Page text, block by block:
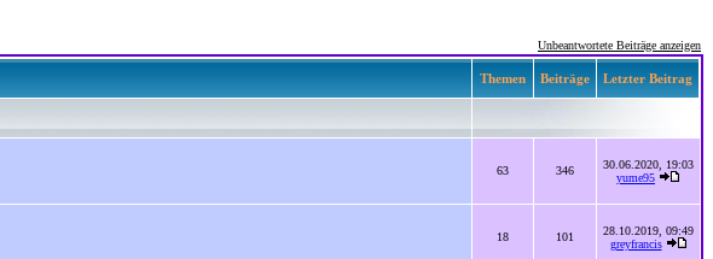
Unbeantwortete Beiträge anzeigen
Themen Beiträge Letzter Beitrag
63 346
30.06.2020, 19:03
yume95
18 101
28.10.2019, 09:49
greyfrancis